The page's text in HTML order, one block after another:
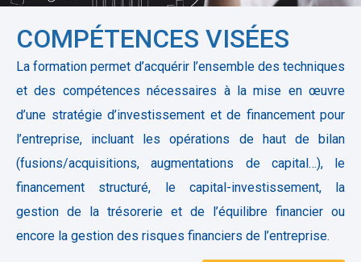
COMPÉTENCES VISÉES
La formation permet d’acquérir l’ensemble des techniques
et des compétences nécessaires à la mise en œuvre
d’une stratégie d’investissement et de financement pour
l’entreprise, incluant les opérations de haut de bilan
(fusions/acquisitions, augmentations de capital…), le
financement structuré, le capital-investissement, la
gestion de la trésorerie et de l’équilibre financier ou
encore la gestion des risques financiers de l’entreprise.